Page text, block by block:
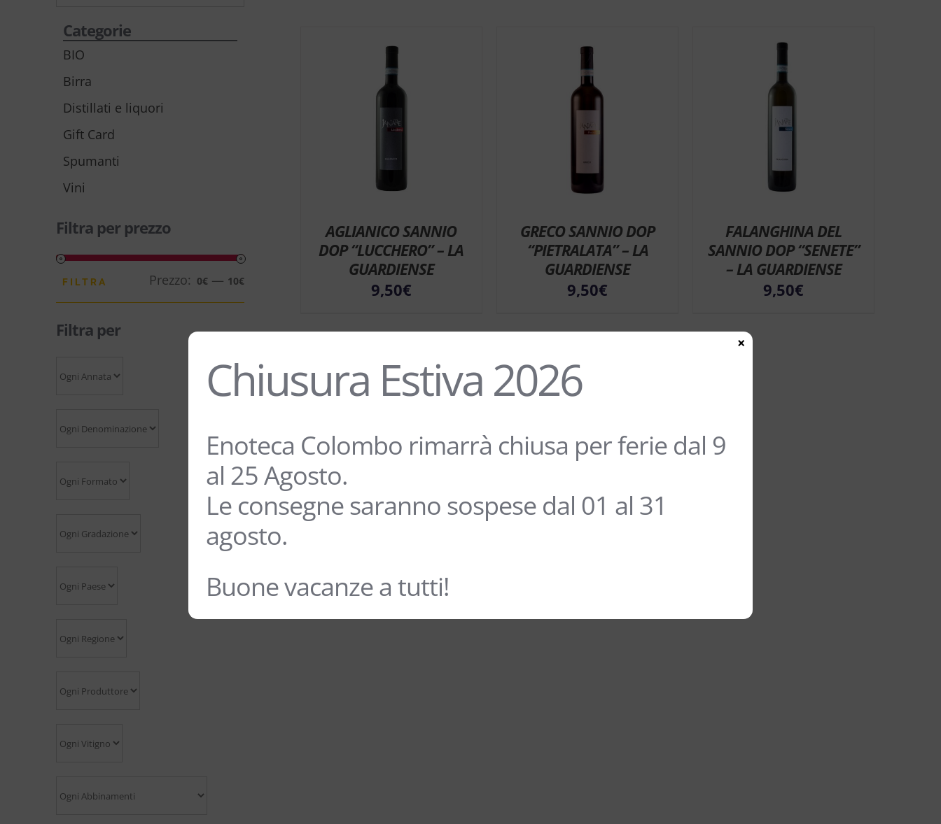
AGLIANICO SANNIO
DOP “LUCCHERO” – LA
GUARDIENSE
9,50€
GRECO SANNIO DOP
“PIETRALATA” – LA
GUARDIENSE
9,50€
FALANGHINA DEL
SANNIO DOP “SENETE”
– LA GUARDIENSE
9,50€
Categorie
BIO
Birra
Distillati e liquori
Gift Card
Spumanti
Vini
Filtra per prezzo
Prezzo
Min
Prezzo
Max
FILTRA Prezzo: 0€ — 10€
Filtra per
Chiusura Estiva 2026
Enoteca Colombo rimarrà chiusa per ferie dal 9
al 25 Agosto.
Le consegne saranno sospese dal 01 al 31
agosto.
Buone vacanze a tutti!
×